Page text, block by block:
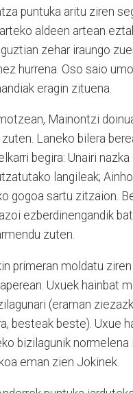
puntuka aritu ziren
aldeen artean
zehar iraungo
hurrena. Oso saio
eragin zituena.
Mainontzi
Laneko bilera
begira: Unairi
langileak;
gogoa sartu zitzaion.
ezberdinengandik
zuten.
primeran moldatu
Uxuek hainbat
(eraman
besteak beste). Uxue
bizilagunik normelena
eman zien Jokinek.